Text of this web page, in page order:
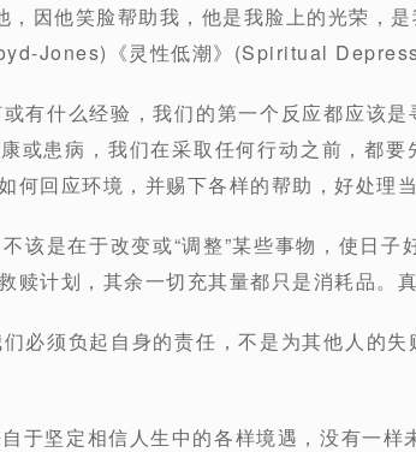
，因他笑脸帮助我，他是我脸上的光荣，是
Jones)《灵性低潮》(Spiritual
有什么经验，我们的第一个反应都应该
或患病，我们在采取任何行动之前，都
何回应环境，并赐下各样的帮助，好处理
该是在于改变或“调整”某些事物，使日子
赎计划，其余一切充其量都只是消耗品。
必须负起自身的责任，不是为其他人的
于坚定相信人生中的各样境遇，没有一样